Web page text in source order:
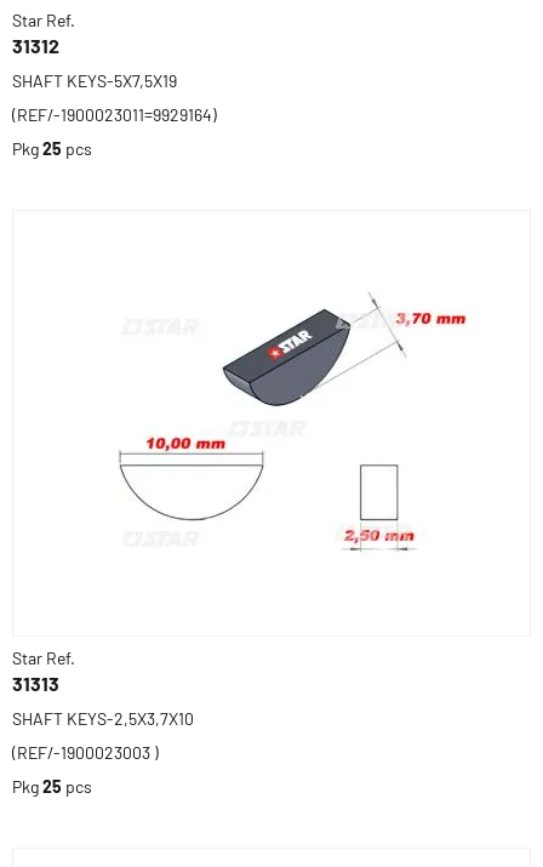
Star Ref.
31312
SHAFT KEYS-5X7,5X19
(REF/-1900023011=9929164)
Pkg25 pcs
Star Ref.
31313
SHAFT KEYS-2,5X3,7X10
(REF/-1900023003 )
Pkg25 pcs